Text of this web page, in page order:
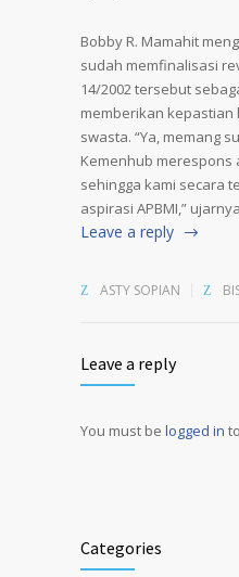
Bobby R. Mamahit
sudah memfinalisasi
14/2002 tersebut
memberikan kepastian
swasta. “Ya, memang
Kemenhub merespons
sehingga kami secara
aspirasi APBMI,”
Leave a reply
ASTY SOPIAN
Leave a reply
You must be logged in
Categories